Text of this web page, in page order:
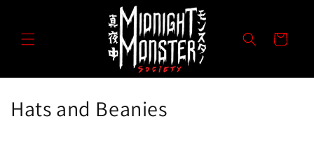
Корзина
К
Hats and Beanies